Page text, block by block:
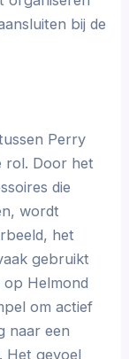
bij de
Perry
rol. Door het
die
wordt
het
gebruikt
Helmond
om actief
naar een
Het gevoel